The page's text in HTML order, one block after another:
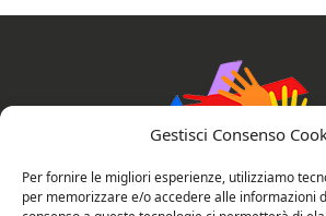
Gestisci Consenso
Per fornire le migliori esperienze, utilizziamo
per memorizzare e/o accedere alle informazioni